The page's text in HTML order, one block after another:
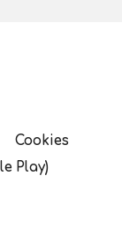
Cookies
Play)